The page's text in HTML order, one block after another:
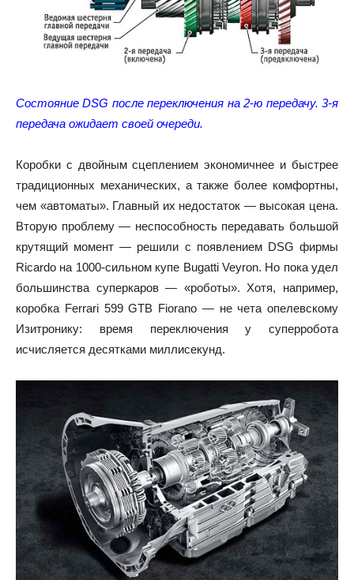
Состояние DSG после переключения на 2-ю передачу. 3-я
передача ожидает своей очереди.
Коробки с двойным сцеплением экономичнее и быстрее
традиционных механических, а также более комфортны,
чем «автоматы». Главный их недостаток — высокая цена.
Вторую проблему — неспособность передавать большой
крутящий момент — решили с появлением DSG фирмы
Ricardo на 1000-сильном купе Bugatti Veyron. Но пока удел
большинства суперкаров — «роботы». Хотя, например,
коробка Ferrari 599 GTB Fiorano — не чета опелевскому
Изитронику: время переключения у суперробота
исчисляется десятками миллисекунд.